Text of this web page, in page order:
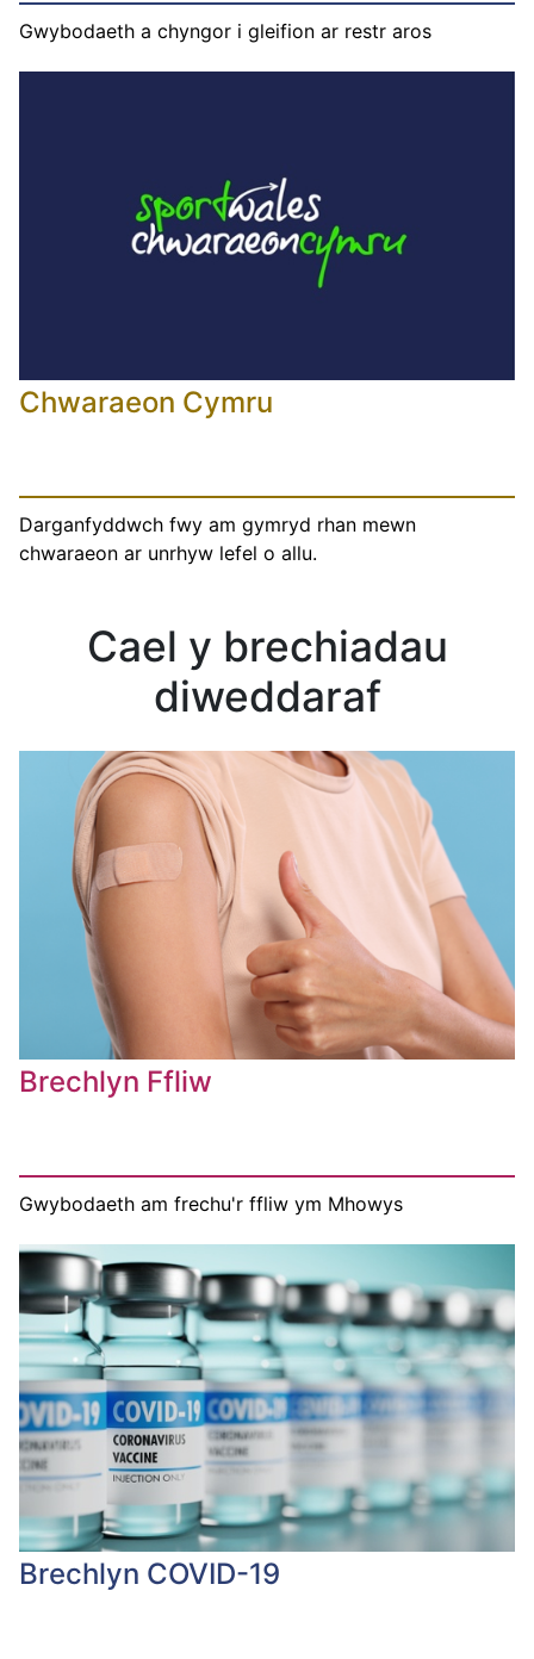
Gwybodaeth a chyngor i gleifion ar restr aros
Chwaraeon Cymru
Darganfyddwch fwy am gymryd rhan mewn
chwaraeon ar unrhyw lefel o allu.
Cael y brechiadau
diweddaraf
Brechlyn Ffliw
Gwybodaeth am frechu'r ffliw ym Mhowys
Brechlyn COVID-19